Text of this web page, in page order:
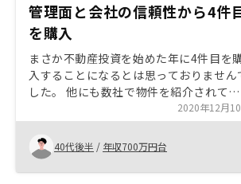
管理面と会社の信頼性から4件
を購入
まさか不動産投資を始めた年に4件目を
入することになるとは思っておりません
した。 他にも数社で物件を紹介されて、
面談も行いましたが、購入後の管理面や
社の信頼性を考え、やはりGAさんにお世
話になることにしました。 アプリによる
管理も大変便利で、他社の営業マンも驚い
ていました。 購入してからが長いので、
2020年12月
40代後半 / 年収700万円台